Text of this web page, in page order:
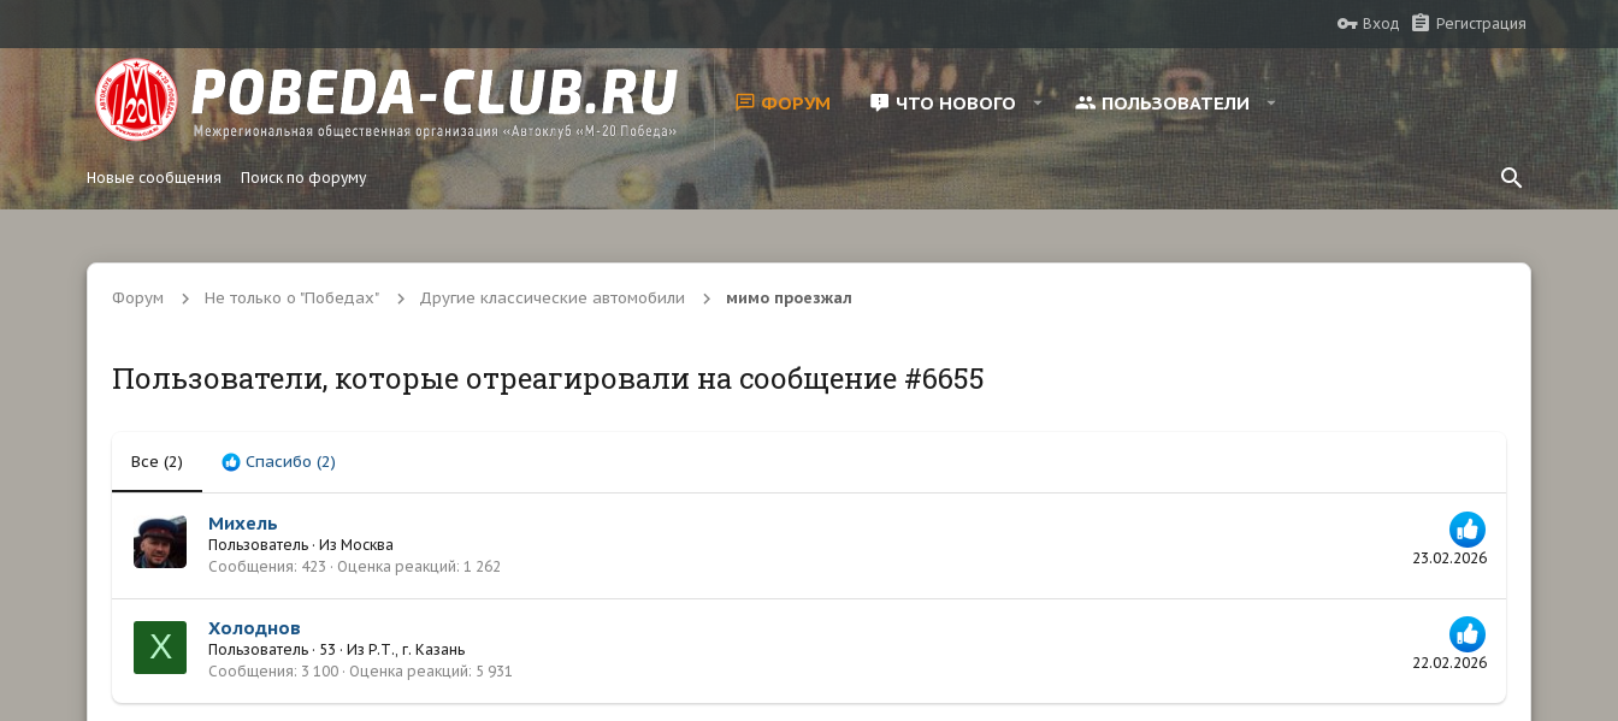
Вход Регистрация
ФОРУМ ЧТО НОВОГО ПОЛЬЗОВАТЕЛИ
Новые сообщения Поиск по форуму
Форум Не только о "Победах" Другие классические автомобили мимо проезжал
Пользователи, которые отреагировали на сообщение #6655
Все (2) Спасибо (2)
23.02.2026
Михель
Пользователь · Из Москва
Сообщения 423 Оценка реакций 1 262
Х 22.02.2026
Холоднов
Пользователь · 53 · Из Р.Т., г. Казань
Сообщения 3 100 Оценка реакций 5 931